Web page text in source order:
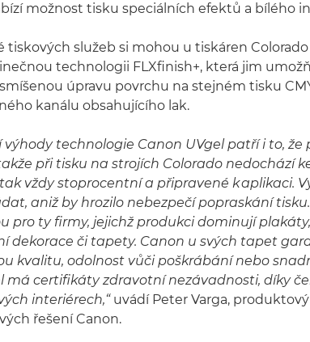
možnost tisku speciálních efektů a bílého
tiskových služeb si mohou u tiskáren
technologii FLXfinish+, která jim
úpravu povrchu na stejném tisku
kanálu obsahujícího lak.
výhody technologie Canon UVgel patří i to,
při tisku na strojích Colorado nedochází
vždy stoprocentní a připravené k aplikaci.
aniž by hrozilo nebezpečí popraskání
pro ty firmy, jejichž produkci dominují
dekorace či tapety. Canon u svých tapet
kvalitu, odolnost vůči poškrábání nebo
má certifikáty zdravotní nezávadnosti, díky
interiérech,“uvádí Peter Varga,
řešení Canon.